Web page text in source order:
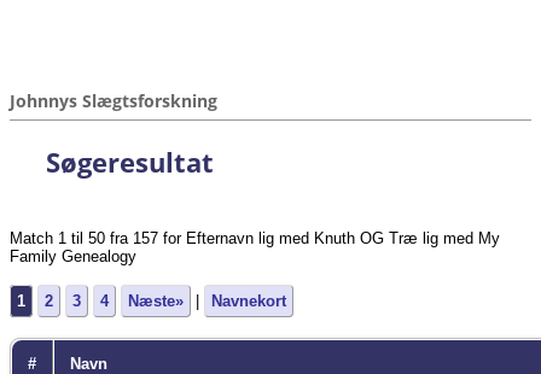
Johnnys Slægtsforskning
Søgeresultat
Match 1 til 50 fra 157 for Efternavn lig med Knuth OG Træ lig med My
Family Genealogy
1 2 3 4 Næste» Navnekort
# Navn